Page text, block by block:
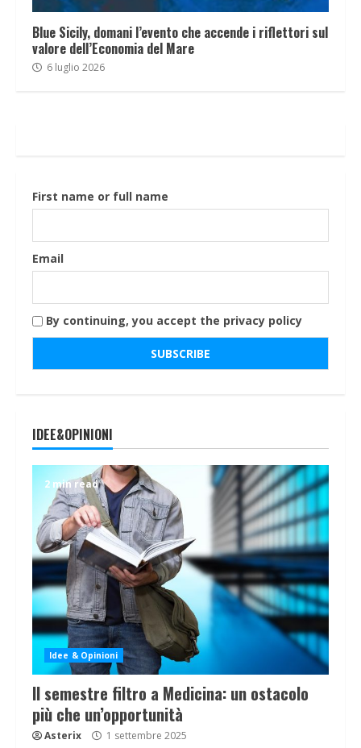
Blue Sicily, domani l’evento che accende i riflettori sul
valore dell’Economia del Mare
6 luglio 2026
First name or full name
Email
By continuing, you accept the privacy policy
IDEE&OPINIONI
2 min read
Idee & Opinioni
Il semestre filtro a Medicina: un ostacolo
più che un’opportunità
Asterix 1 settembre 2025